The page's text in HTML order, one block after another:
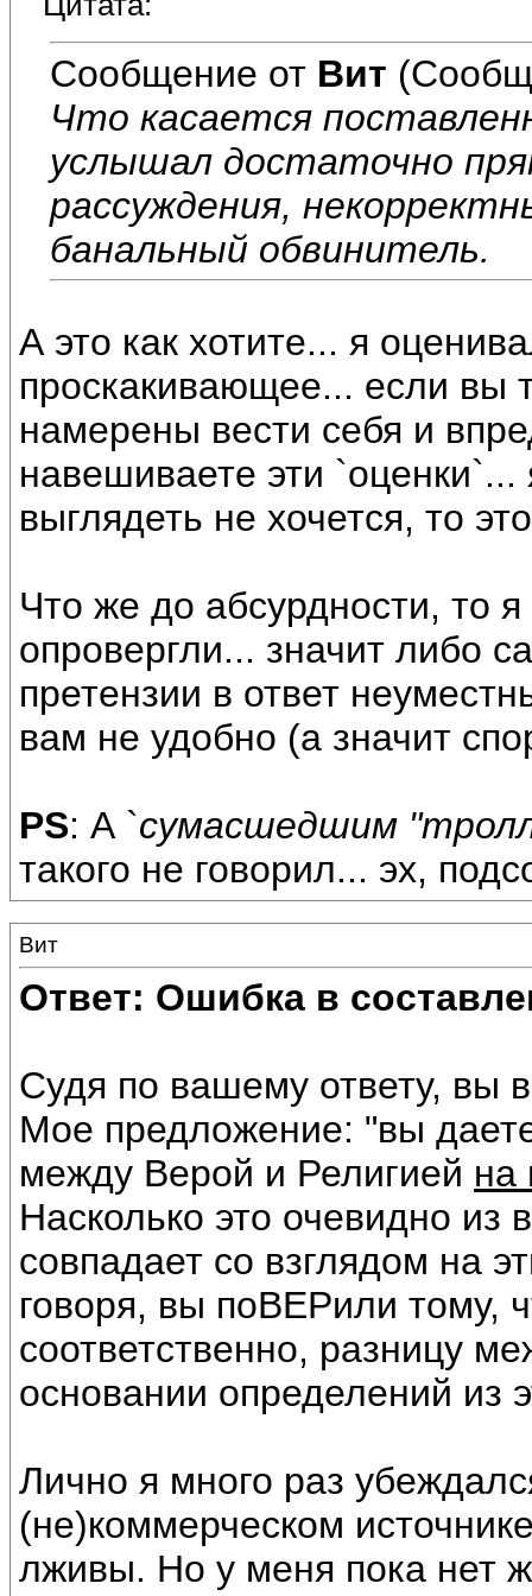
Сообщение от Вит
Что касается
услышал достаточно
рассуждения,
банальный обвинитель.
А это как хотите... я
проскакивающее... если вы
намерены вести себя и
навешиваете эти
выглядеть не хочется, то
Что же до абсурдности, то
опровергли... значит либо
претензии в ответ
вам не удобно (а значит
PS: А `сумасшедшим
такого не говорил... эх,
Вит
Ответ: Ошибка в
Судя по вашему ответу, вы
Мое предложение: "вы
между Верой и Религией на
Насколько это очевидно из
совпадает со взглядом на
говоря, вы поВЕРили тому,
соответственно, разницу
основании определений из
Лично я много раз
(не)коммерческом
лживы. Но у меня пока нет